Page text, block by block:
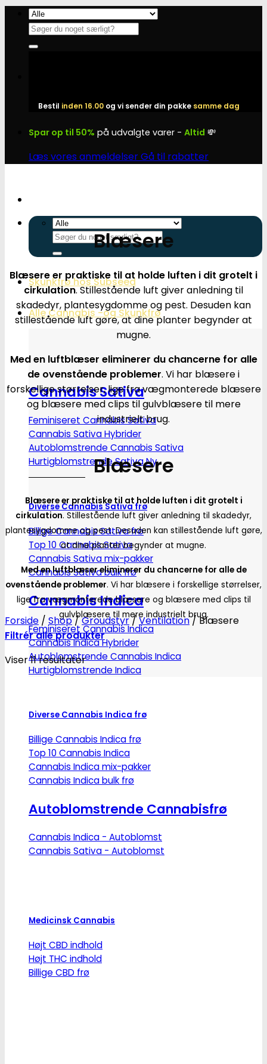
Fortsæt
indhold
Søg
efter:
Bestil inden 16.00 og vi sender din pakke samme dag
Spar op til 50% på udvalgte varer - Altid 💸
Læs vores anmeldelserGå til rabatter
Søg
efter:
Skunkfrø hos Subseed
Alle Cannabis -og Skunkfrø
Cannabis Sativa
Feminiseret Cannabis Sativa
Cannabis Sativa Hybrider
Autoblomstrende Cannabis Sativa
Hurtigblomstrende Sativa
Diverse Cannabis Sativa frø
Billige Cannabis Sativa frø
Top 10 Cannabis Sativa
Cannabis Sativa mix-pakker
Cannabis Sativa bulk frø
Cannabis Indica
Feminiseret Cannabis Indica
Cannabis Indica Hybrider
Autoblomstrende Cannabis Indica
Hurtigblomstrende Indica
Diverse Cannabis Indica frø
Billige Cannabis Indica frø
Top 10 Cannabis Indica
Cannabis Indica mix-pakker
Cannabis Indica bulk frø
Autoblomstrende Cannabisfrø
Cannabis Indica - Autoblomst
Cannabis Sativa - Autoblomst
Medicinsk Cannabis
Højt CBD indhold
Højt THC indhold
Billige CBD frø
Blæsere
Blæsere er praktiske til at holde luften i dit grotelt i
cirkulation. Stillestående luft giver anledning til
skadedyr, plantesygdomme og pest. Desuden kan
stillestående luft gøre, at dine planter begynder at
mugne.
Med en luftblæser eliminerer du chancerne for alle
de ovenstående problemer. Vi har blæsere i
forskellige størrelser, lige fra vægmonterede blæsere
og blæsere med clips til gulvblæsere til mere
industrielt brug.
Blæsere
Blæsere er praktiske til at holde luften i dit grotelt i
cirkulation. Stillestående luft giver anledning til skadedyr,
plantesygdomme og pest. Desuden kan stillestående luft gøre,
at dine planter begynder at mugne.
Med en luftblæser eliminerer du chancerne for alle de
ovenstående problemer. Vi har blæsere i forskellige størrelser,
lige fra vægmonterede blæsere og blæsere med clips til
gulvblæsere til mere industrielt brug.
Forside / Shop /Groudstyr/Ventilation/Blæsere
Filtrér alle produkter
Viser 11 resultater